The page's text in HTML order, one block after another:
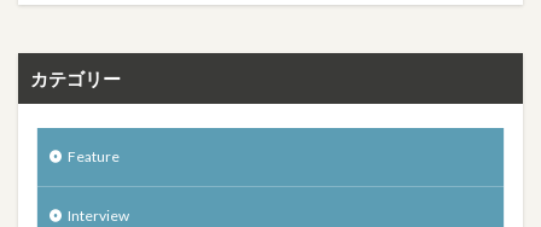
カテゴリー
Feature
Interview